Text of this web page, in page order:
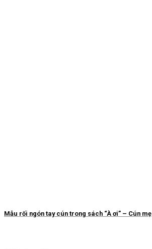
Mẫu rối ngón tay cún trong sách “À ơi” – Cún mẹ